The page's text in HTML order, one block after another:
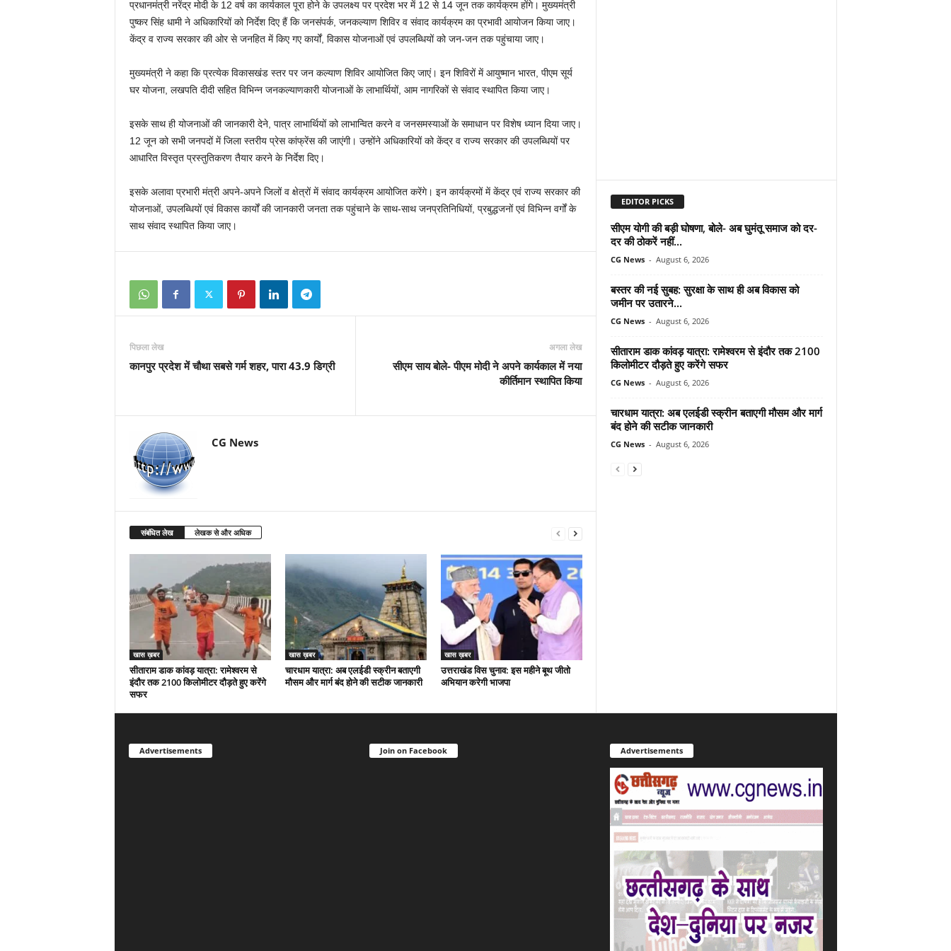
प्रधानमंत्री नरेंद्र मोदी के 12 वर्ष का कार्यकाल पूरा होने के उपलक्ष्य पर प्रदेश भर में 12 से 14 जून तक कार्यक्रम होंगे। मुख्यमंत्री
पुष्कर सिंह धामी ने अधिकारियों को निर्देश दिए हैं कि जनसंपर्क, जनकल्याण शिविर व संवाद कार्यक्रम का प्रभावी आयोजन किया जाए।
केंद्र व राज्य सरकार की ओर से जनहित में किए गए कार्यों, विकास योजनाओं एवं उपलब्धियों को जन-जन तक पहुंचाया जाए।
मुख्यमंत्री ने कहा कि प्रत्येक विकासखंड स्तर पर जन कल्याण शिविर आयोजित किए जाएं। इन शिविरों में आयुष्मान भारत, पीएम सूर्य
घर योजना, लखपति दीदी सहित विभिन्न जनकल्याणकारी योजनाओं के लाभार्थियों, आम नागरिकों से संवाद स्थापित किया जाए।
इसके साथ ही योजनाओं की जानकारी देने, पात्र लाभार्थियों को लाभान्वित करने व जनसमस्याओं के समाधान पर विशेष ध्यान दिया जाए।
12 जून को सभी जनपदों में जिला स्तरीय प्रेस कांफ्रेंस की जाएंगी। उन्होंने अधिकारियों को केंद्र व राज्य सरकार की उपलब्धियों पर
आधारित विस्तृत प्रस्तुतिकरण तैयार करने के निर्देश दिए।
इसके अलावा प्रभारी मंत्री अपने-अपने जिलों व क्षेत्रों में संवाद कार्यक्रम आयोजित करेंगे। इन कार्यक्रमों में केंद्र एवं राज्य सरकार की
योजनाओं, उपलब्धियों एवं विकास कार्यों की जानकारी जनता तक पहुंचाने के साथ-साथ जनप्रतिनिधियों, प्रबुद्धजनों एवं विभिन्न वर्गों के
साथ संवाद स्थापित किया जाए।
पिछला लेख
कानपुर प्रदेश में चौथा सबसे गर्म शहर, पारा 43.9 डिग्री
अगला लेख
सीएम साय बोले- पीएम मोदी ने अपने कार्यकाल में नया
कीर्तिमान स्थापित किया
CG News
संबंधित लेख लेखक से और अधिक
खास ख़बर
सीताराम डाक कांवड़ यात्रा: रामेश्वरम से
इंदौर तक 2100 किलोमीटर दौड़ते हुए करेंगे
सफर
खास ख़बर
चारधाम यात्रा: अब एलईडी स्क्रीन बताएगी
मौसम और मार्ग बंद होने की सटीक जानकारी
खास ख़बर
उत्तराखंड विस चुनाव: इस महीने बूथ जीतो
अभियान करेगी भाजपा
EDITOR PICKS
सीएम योगी की बड़ी घोषणा, बोले- अब घुमंतू समाज को दर-
दर की ठोकरें नहीं...
CG News - August 6, 2026
बस्तर की नई सुबह: सुरक्षा के साथ ही अब विकास को
जमीन पर उतारने...
CG News - August 6, 2026
सीताराम डाक कांवड़ यात्रा: रामेश्वरम से इंदौर तक 2100
किलोमीटर दौड़ते हुए करेंगे सफर
CG News - August 6, 2026
चारधाम यात्रा: अब एलईडी स्क्रीन बताएगी मौसम और मार्ग
बंद होने की सटीक जानकारी
CG News - August 6, 2026
Advertisements Join on Facebook Advertisements